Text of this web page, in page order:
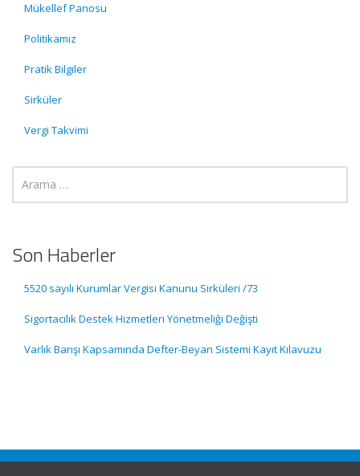
Mükellef Panosu
Politikamız
Pratik Bilgiler
Sirküler
Vergi Takvimi
Son Haberler
5520 sayılı Kurumlar Vergisi Kanunu Sirküleri /73
Sigortacılık Destek Hizmetleri Yönetmeliği Değişti
Varlık Barışı Kapsamında Defter-Beyan Sistemi Kayıt Kılavuzu